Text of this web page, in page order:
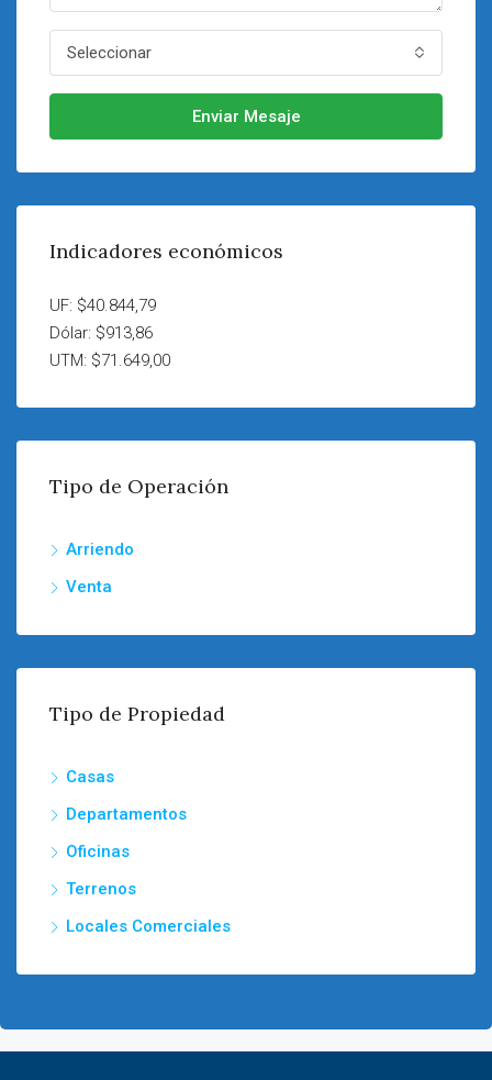
Seleccionar
Enviar Mesaje
Indicadores económicos
UF: $40.844,79
Dólar: $913,86
UTM: $71.649,00
Tipo de Operación
Arriendo
Venta
Tipo de Propiedad
Casas
Departamentos
Oficinas
Terrenos
Locales Comerciales